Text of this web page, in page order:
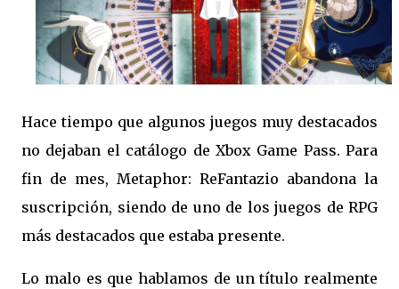
Hace tiempo que algunos juegos muy destacados
no dejaban el catálogo de Xbox Game Pass. Para
fin de mes, Metaphor: ReFantazio abandona la
suscripción, siendo de uno de los juegos de RPG
más destacados que estaba presente.
Lo malo es que hablamos de un título realmente